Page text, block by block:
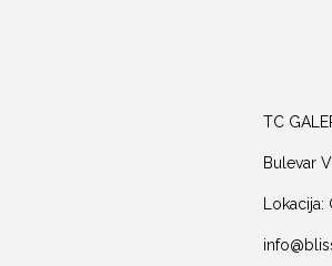
TC
Bulevar